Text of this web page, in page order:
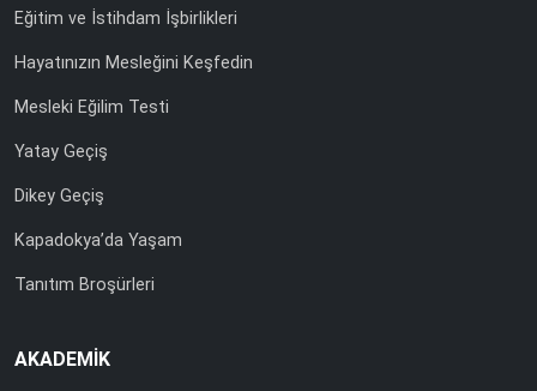
Eğitim ve İstihdam İşbirlikleri
Hayatınızın Mesleğini Keşfedin
Mesleki Eğilim Testi
Yatay Geçiş
Dikey Geçiş
Kapadokya’da Yaşam
Tanıtım Broşürleri
AKADEMİK